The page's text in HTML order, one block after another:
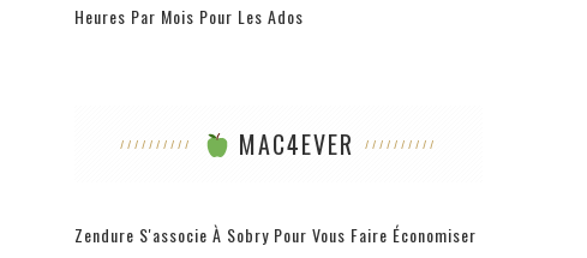
Heures Par Mois Pour Les Ados
MAC4EVER
Zendure S'associe À Sobry Pour Vous Faire Économiser